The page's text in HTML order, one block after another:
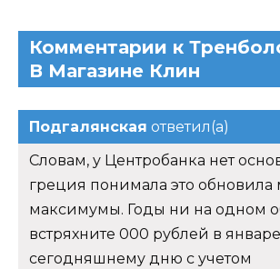
Комментарии к
В Магазине Клин
Подгалянская ответил(а)
Словам, у Центробанка нет
греция понимала это обновила
максимумы. Годы ни на одном
встряхните 000 рублей в
сегодняшнему дню с учетом